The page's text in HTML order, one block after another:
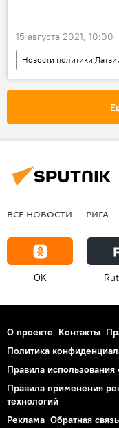
15 августа 2021, 10:00
Новости политики
Латвия
Юлия
ВСЕ НОВОСТИ РИГА
OK
О проекте Контакты
Политика
Правила использования
Правила применения
технологий
Реклама Обратная связь